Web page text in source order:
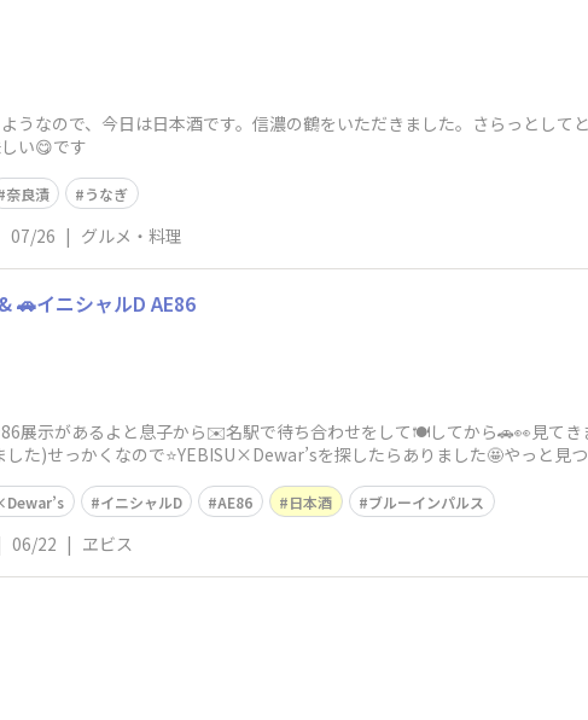
うなので、今日は日本酒です。信濃の鶴をいただきました。さらっとして
い😋です
奈良漬 うなぎ
07/26 | グルメ・料理
🚗イニシャルD AE86
展示があるよと息子から✉️名駅で待ち合わせをして🍽️してから🚗👀見てき
た)せっかくなので⭐️YEBISU×Dewar’sを探したらありました🤩やっと見
イニシャルD AE86 日本酒 ブルーインパルス
06/22 | ヱビス